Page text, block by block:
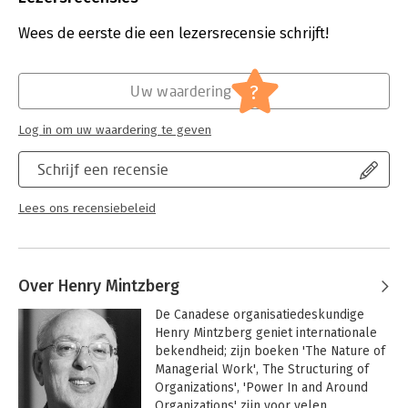
Uitgever:
Business Contact
Hoofdrubriek: Algemeen management
Wees de eerste die een lezersrecensie schrijft!
Schrijf een recensie
Lees ons recensiebeleid
Uw waardering ?
Log in om uw waardering te geven
Over Henry Mintzberg
De Canadese organisatiedeskundige
Henry Mintzberg geniet internationale
bekendheid; zijn boeken 'The Nature of
Managerial Work', The Structuring of
Organizations', 'Power In and Around